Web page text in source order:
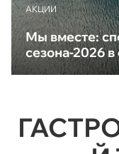
АКЦИИ
Мы вместе:
сезона-2026